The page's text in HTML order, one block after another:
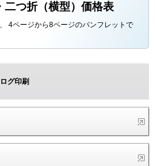
二つ折（横型）価格表
4ページから8ページのパンフレットで
グ印刷